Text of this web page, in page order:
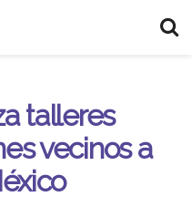
talleres
vecinos a